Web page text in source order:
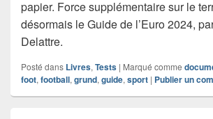
papier. Force supplémentaire sur le
désormais le Guide de l’Euro 2024,
Delattre.
Posté dans Livres, Tests | Marqué comme
foot, football, grund, guide, sport | Publier un